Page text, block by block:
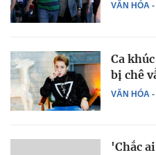
VĂN HÓA -
VĂN HÓA -
Ca
bị chê
'Chắc